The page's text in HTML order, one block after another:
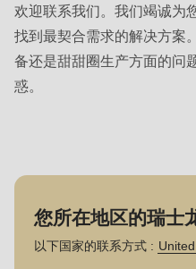
欢迎联系我们。我们竭诚为
找到最契合需求的解决方案
备还是甜甜圈生产方面的问
惑。
您所在地区的瑞士
以下国家的联系方式 :